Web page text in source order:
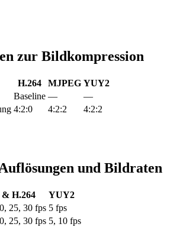
zur Bildkompression
H.264 MJPEG YUY2
Baseline —
—
4:2:0 4:2:2 4:2:2
und Bildraten
H.264
YUY2
25, 30 fps 5 fps
25, 30 fps 5, 10 fps